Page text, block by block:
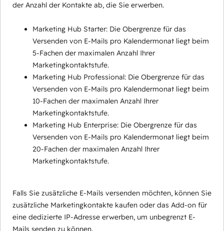
der Anzahl der Kontakte ab, die Sie erwerben.
Marketing Hub Starter: Die Obergrenze für das
Versenden von E-Mails pro Kalendermonat liegt beim
5-Fachen der maximalen Anzahl Ihrer
Marketingkontaktstufe.
Marketing Hub Professional: Die Obergrenze für das
Versenden von E-Mails pro Kalendermonat liegt beim
10-Fachen der maximalen Anzahl Ihrer
Marketingkontaktstufe.
Marketing Hub Enterprise: Die Obergrenze für das
Versenden von E-Mails pro Kalendermonat liegt beim
20-Fachen der maximalen Anzahl Ihrer
Marketingkontaktstufe.
Falls Sie zusätzliche E-Mails versenden möchten, können Sie
zusätzliche Marketingkontakte kaufen oder das Add-on für
eine dedizierte IP-Adresse erwerben, um unbegrenzt E-
Mails senden zu können.